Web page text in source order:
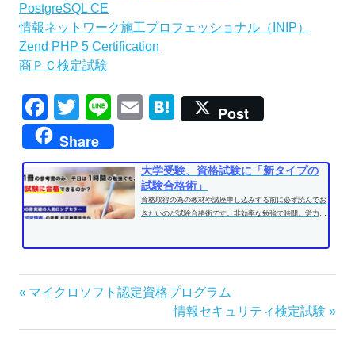
PostgreSQL CE
情報ネットワーク施工プロフェッショナル（INIP）
Zend PHP 5 Certification
商ＰＣ検定試験
Facebook
TwitterLineEmailHatena
Post
Share
大学受験、資格試験に「新タイプの
試験合格術」
資格取得の為の教材や講座申し込みする前に必ず読んでお
きたいのが試験合格術です。非効率な勉強で時間、労力を
投
ナ
前
記
マイクロソフト認定資格プログラム
次
の
情報セキュリティ検定試験